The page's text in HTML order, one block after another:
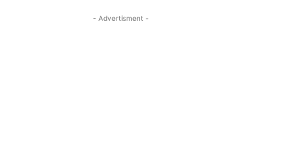
- Advertisment -